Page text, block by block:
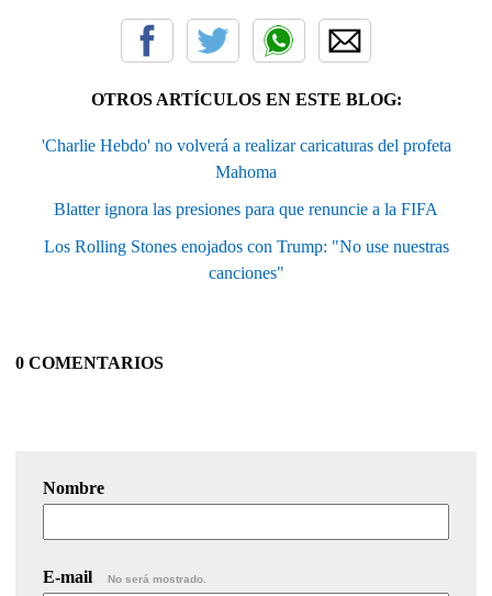
OTROS ARTÍCULOS EN ESTE BLOG:
'Charlie Hebdo' no volverá a realizar caricaturas del profeta
Mahoma
Blatter ignora las presiones para que renuncie a la FIFA
Los Rolling Stones enojados con Trump: "No use nuestras
canciones"
0 COMENTARIOS
Nombre
E-mail No será mostrado.